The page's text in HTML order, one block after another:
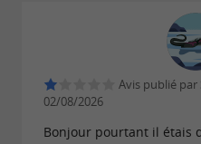
Avis publié par
02/08/2026
Bonjour pourtant il étais